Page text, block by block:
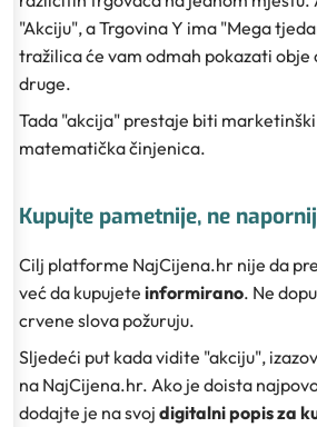
"Akciju", a Trgovina Y ima "Mega
tražilica će vam odmah pokazati obje
druge.
Tada "akcija" prestaje biti
matematička činjenica.
Kupujte pametnije, ne
Cilj platforme NajCijena.hr nije da
već da kupujete informirano. Ne
crvene slova požuruju.
Sljedeći put kada vidite "akciju",
na NajCijena.hr. Ako je doista
dodajte je na svoj digitalni popis za